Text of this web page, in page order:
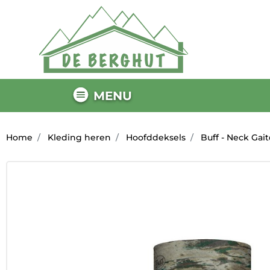
MENU
Home Kleding heren Hoofddeksels Buff - Neck